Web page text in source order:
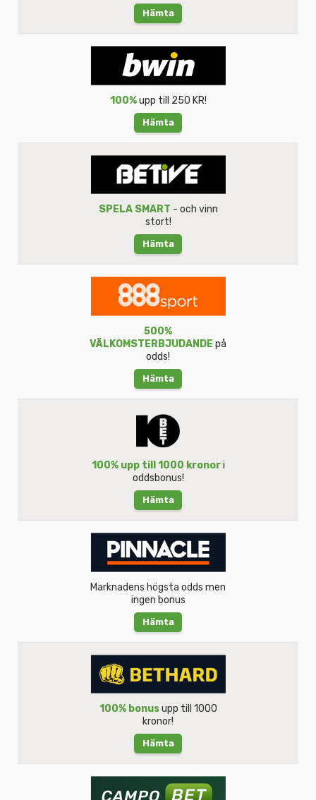
Hämta
100%upp till 250 KR!
Hämta
SPELA SMART - och vinn
stort!
Hämta
500%
VÄLKOMSTERBJUDANDE på
odds!
Hämta
100% upp till 1000 kronori
oddsbonus!
Hämta
Marknadens högsta odds men
ingen bonus
Hämta
100% bonusupp till 1000
kronor!
Hämta